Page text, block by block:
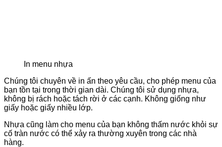
In menu nhựa
Chúng tôi chuyên về in ấn theo yêu cầu, cho phép menu của
bạn tồn tại trong thời gian dài. Chúng tôi sử dụng nhựa,
không bị rách hoặc tách rời ở các cạnh. Không giống như
giấy hoặc giấy nhiều lớp.
Nhựa cũng làm cho menu của bạn không thấm nước khỏi sự
cố tràn nước có thể xảy ra thường xuyên trong các nhà
hàng.